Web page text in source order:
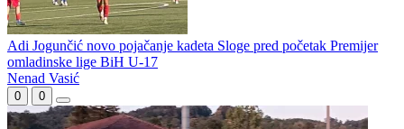
Adi Jogunčić novo pojačanje kadeta Sloge pred početak Premijer
omladinske lige BiH U-17
Nenad Vasić
0 0